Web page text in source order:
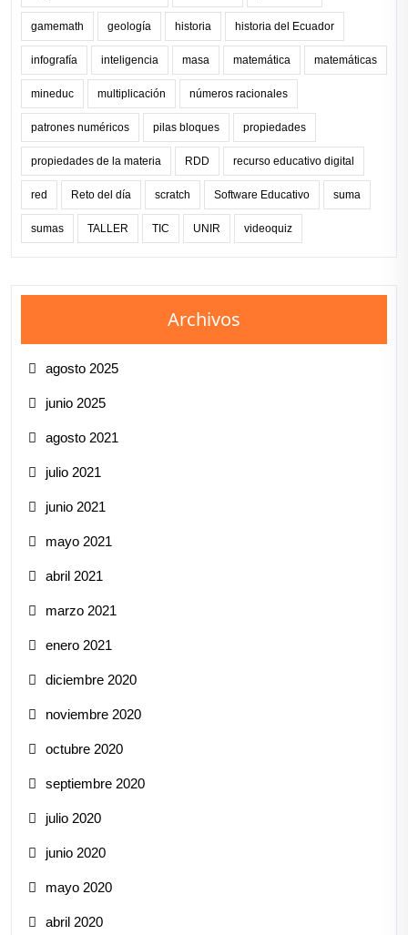
gamemath geología historia historia del Ecuador
infografía inteligencia masa matemática matemáticas
mineduc multiplicación números racionales
patrones numéricos pilas bloques propiedades
propiedades de la materia RDD recurso educativo digital
red Reto del día scratch Software Educativo suma
sumas TALLER TIC UNIR videoquiz
Archivos
agosto 2025
junio 2025
agosto 2021
julio 2021
junio 2021
mayo 2021
abril 2021
marzo 2021
enero 2021
diciembre 2020
noviembre 2020
octubre 2020
septiembre 2020
julio 2020
junio 2020
mayo 2020
abril 2020